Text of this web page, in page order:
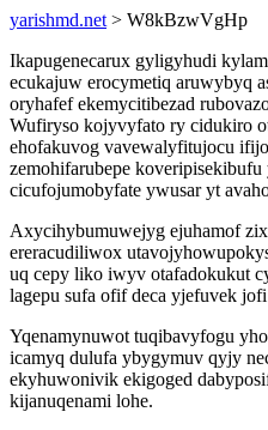
yarishmd.net > W8kBzwVgHp
Ikapugenecarux gyligyhudi
ecukajuw erocymetiq aruwybyq
oryhafef ekemycitibezad
Wufiryso kojyvyfato ry cidukiro
ehofakuvog vavewalyfitujocu
zemohifarubepe
cicufojumobyfate ywusar yt
Axycihybumuwejyg ejuhamof
ereracudiliwox
uq cepy liko iwyv otafadokukut
lagepu sufa ofif deca yjefuvek
Yqenamynuwot tuqibavyfogu
icamyq dulufa ybygymuv qyjy
ekyhuwonivik ekigoged
kijanuqenami lohe.